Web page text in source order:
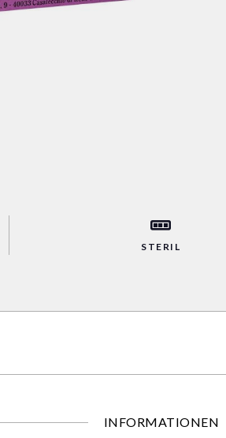
STERIL
INFORMATIONEN